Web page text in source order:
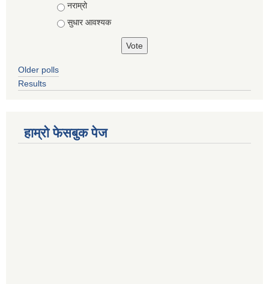
नराम्रो
सुधार आवश्यक
Older polls
Results
हाम्रो फेसबुक पेज